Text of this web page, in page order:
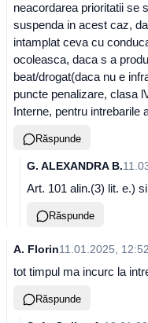
neacordarea prioritatii se
suspenda in acest caz,
intamplat ceva cu
ocoleasca, daca s a
beat/drogat(daca nu e
puncte penalizare, clasa
Interne, pentru
Răspunde
G. ALEXANDRA B.
Art. 101 alin.(3) lit. e.)
Răspunde
A. Florin11.01.2025, 12:52
tot timpul ma incurc la
Răspunde